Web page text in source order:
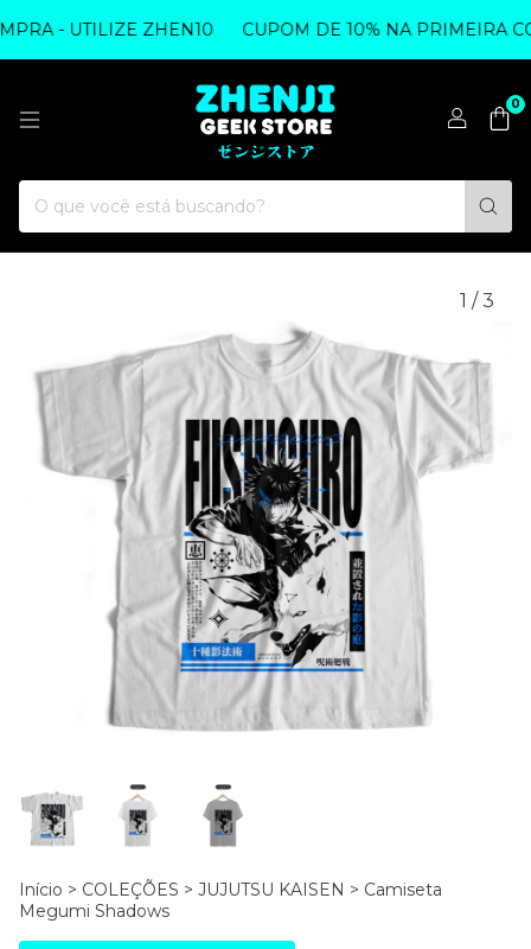
- UTILIZE ZHEN10 CUPOM DE 10% NA PRIMEIRA
0
1 / 3
Início > COLEÇÕES > JUJUTSU KAISEN > Camiseta
Megumi Shadows